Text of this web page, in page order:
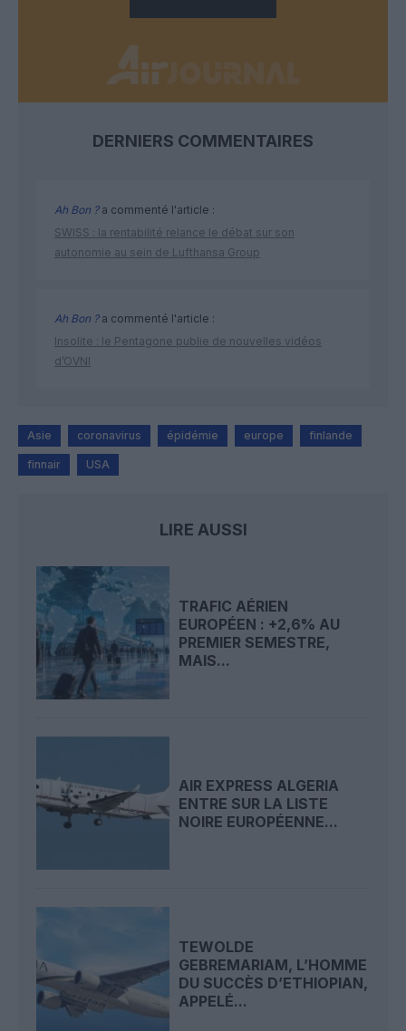
DERNIERS COMMENTAIRES
Ah Bon ?a commenté l'article :
SWISS : la rentabilité relance le débat sur son
autonomie au sein de Lufthansa Group
Ah Bon ?a commenté l'article :
Insolite : le Pentagone publie de nouvelles vidéos
d’OVNI
Asie coronavirus épidémie europe finlande
finnair USA
LIRE AUSSI
TRAFIC AÉRIEN
EUROPÉEN : +2,6% AU
PREMIER SEMESTRE,
MAIS...
AIR EXPRESS ALGERIA
ENTRE SUR LA LISTE
NOIRE EUROPÉENNE...
TEWOLDE
GEBREMARIAM, L’HOMME
DU SUCCÈS D’ETHIOPIAN,
APPELÉ...